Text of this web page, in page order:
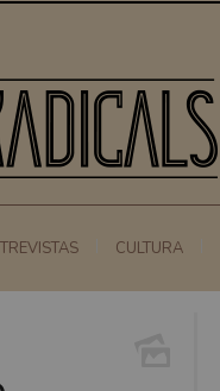
CULTURA